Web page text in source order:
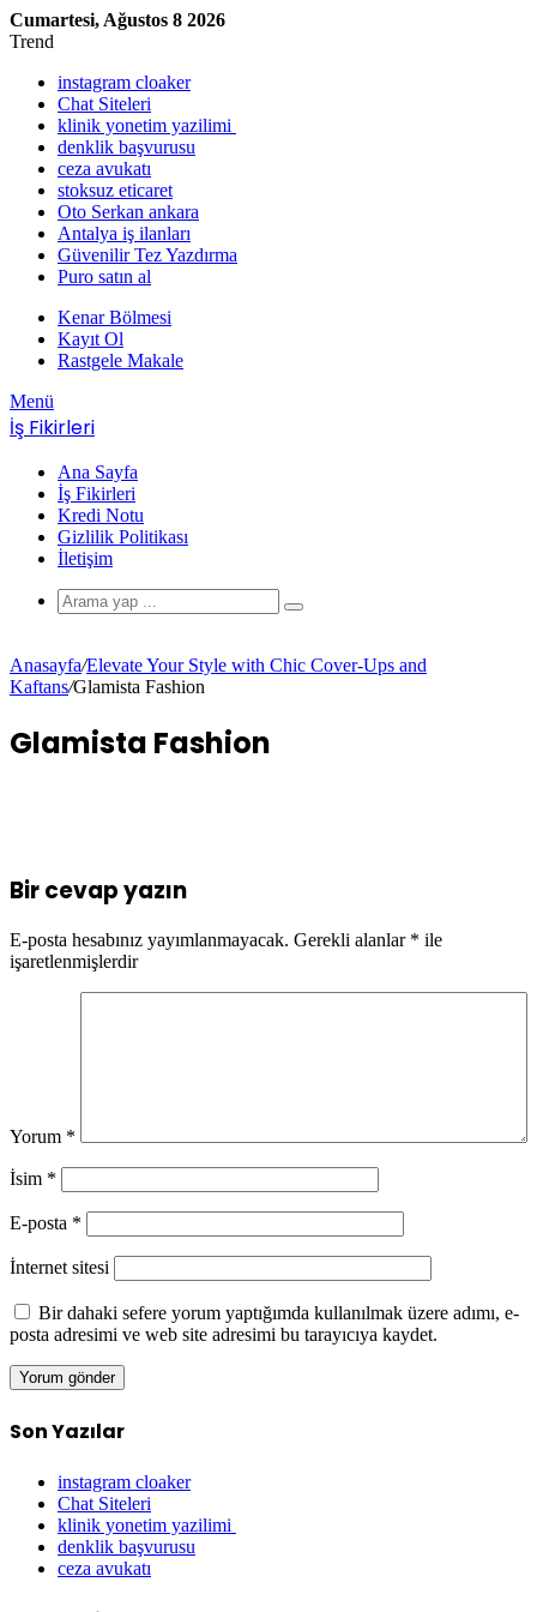
Cumartesi, Ağustos 8 2026
Trend
instagram cloaker
Chat Siteleri
klinik yonetim yazilimi
denklik başvurusu
ceza avukatı
stoksuz eticaret
Oto Serkan ankara
Antalya iş ilanları
Güvenilir Tez Yazdırma
Puro satın al
Kenar Bölmesi
Kayıt Ol
Rastgele Makale
Menü
İş Fikirleri
Ana Sayfa
İş Fikirleri
Kredi Notu
Gizlilik Politikası
İletişim
Anasayfa/Elevate Your Style with Chic Cover-Ups and
Kaftans/Glamista Fashion
Glamista Fashion
Bir cevap yazın
E-posta hesabınız yayımlanmayacak. Gerekli alanlar * ile
işaretlenmişlerdir
Yorum *
İsim *
E-posta *
İnternet sitesi
Bir dahaki sefere yorum yaptığımda kullanılmak üzere adımı, e-
posta adresimi ve web site adresimi bu tarayıcıya kaydet.
Son Yazılar
instagram cloaker
Chat Siteleri
klinik yonetim yazilimi
denklik başvurusu
ceza avukatı